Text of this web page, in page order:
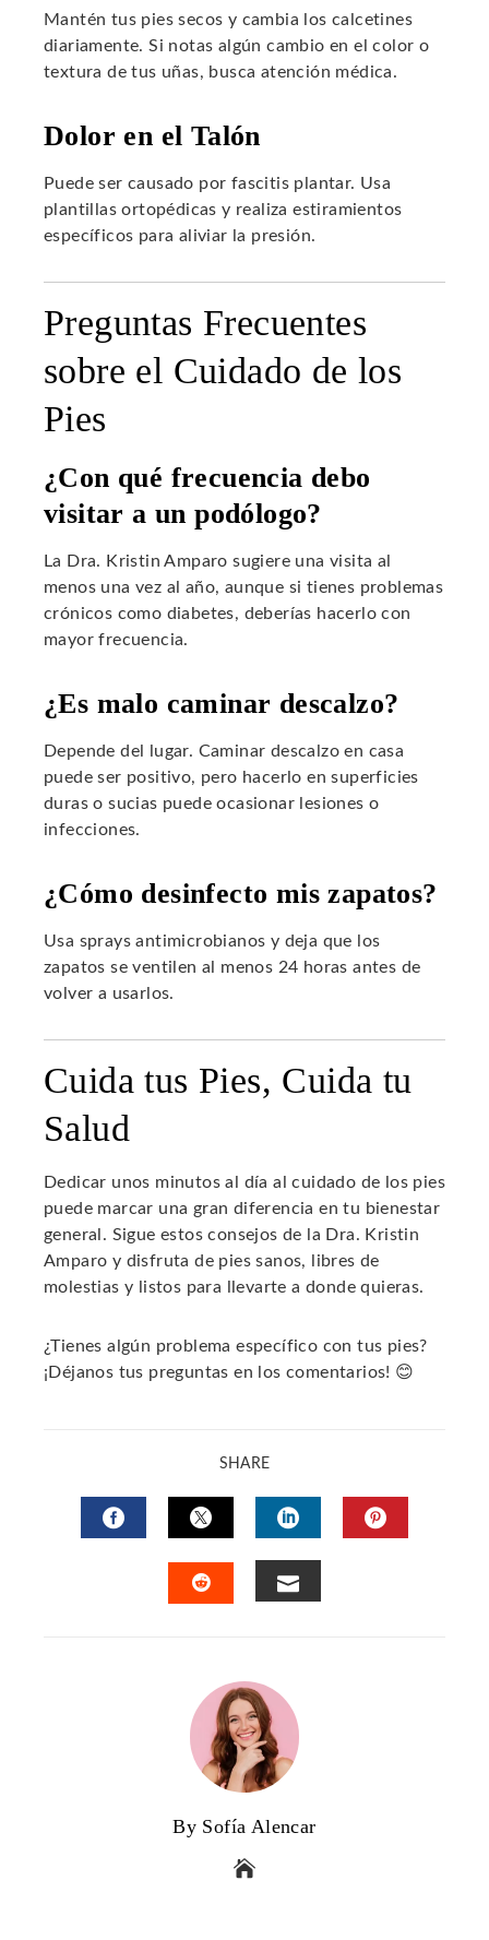
Mantén tus pies secos y cambia los calcetines
diariamente. Si notas algún cambio en el color o
textura de tus uñas, busca atención médica.
Dolor en el Talón
Puede ser causado por fascitis plantar. Usa
plantillas ortopédicas y realiza estiramientos
específicos para aliviar la presión.
Preguntas Frecuentes
sobre el Cuidado de los
Pies
¿Con qué frecuencia debo
visitar a un podólogo?
La Dra. Kristin Amparo sugiere una visita al
menos una vez al año, aunque si tienes problemas
crónicos como diabetes, deberías hacerlo con
mayor frecuencia.
¿Es malo caminar descalzo?
Depende del lugar. Caminar descalzo en casa
puede ser positivo, pero hacerlo en superficies
duras o sucias puede ocasionar lesiones o
infecciones.
¿Cómo desinfecto mis zapatos?
Usa sprays antimicrobianos y deja que los
zapatos se ventilen al menos 24 horas antes de
volver a usarlos.
Cuida tus Pies, Cuida tu
Salud
Dedicar unos minutos al día al cuidado de los pies
puede marcar una gran diferencia en tu bienestar
general. Sigue estos consejos de la Dra. Kristin
Amparo y disfruta de pies sanos, libres de
molestias y listos para llevarte a donde quieras.
¿Tienes algún problema específico con tus pies?
¡Déjanos tus preguntas en los comentarios! 😊
SHARE
FACEBOOKTWITTERLINKEDIN
By Sofía Alencar